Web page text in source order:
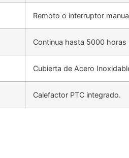
Remoto o interruptor
Continua hasta 5000 horas
Cubierta de Acero
Calefactor PTC integrado.